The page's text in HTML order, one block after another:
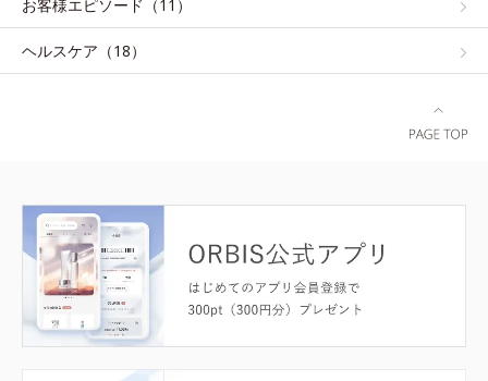
お客様エピソード（11）
ヘルスケア（18）